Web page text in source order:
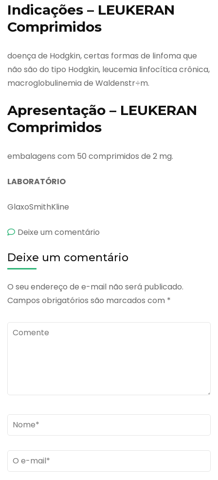
Indicações – LEUKERAN
Comprimidos
doença de Hodgkin, certas formas de linfoma que
não são do tipo Hodgkin, leucemia linfocítica crônica,
macroglobulinemia de Waldenstr÷m.
Apresentação – LEUKERAN
Comprimidos
embalagens com 50 comprimidos de 2 mg.
LABORATÓRIO
GlaxoSmithKline
Deixe um comentário
Deixe um comentário
O seu endereço de e-mail não será publicado.
Campos obrigatórios são marcados com *
Comente
Name*
Email *